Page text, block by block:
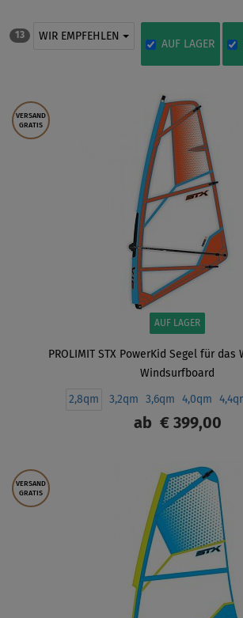
13 WIR EMPFEHLEN
AUF LAGER
VERSAND
GRATIS
AUF LAGER
PROLIMIT STX PowerKid Segel für das
Windsurfboard
2,8qm 3,2qm 3,6qm 4,0qm
ab € 399,00
ANZEIGEN
VERSAND
GRATIS